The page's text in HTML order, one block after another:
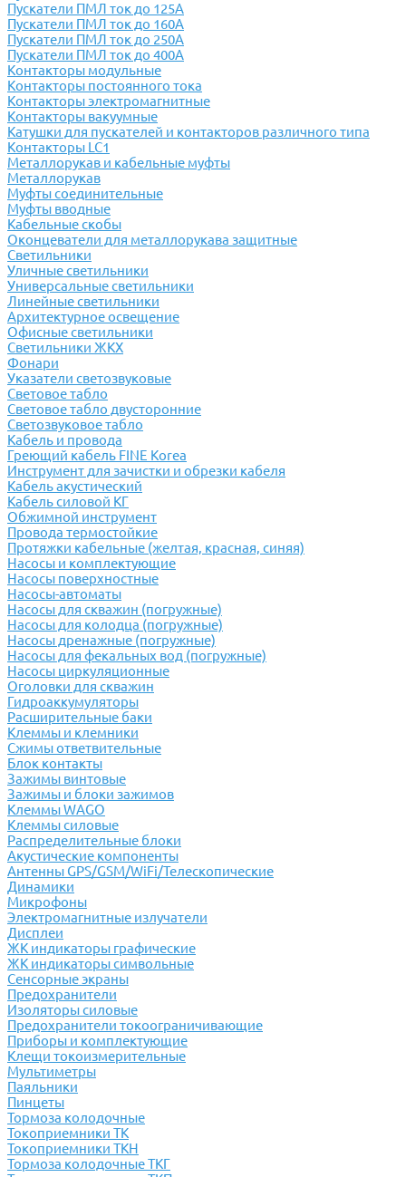
Пускатели ПМЛ ток до 125А
Пускатели ПМЛ ток до 160А
Пускатели ПМЛ ток до 250А
Пускатели ПМЛ ток до 400А
Контакторы модульные
Контакторы постоянного тока
Контакторы электромагнитные
Контакторы вакуумные
Катушки для пускателей и контакторов различного типа
Контакторы LC1
Металлорукав и кабельные муфты
Металлорукав
Муфты соединительные
Муфты вводные
Кабельные скобы
Оконцеватели для металлорукава защитные
Светильники
Уличные светильники
Универсальные светильники
Линейные светильники
Архитектурное освещение
Офисные светильники
Светильники ЖКХ
Фонари
Указатели светозвуковые
Световое табло
Световое табло двусторонние
Светозвуковое табло
Кабель и провода
Греющий кабель FINE Korea
Инструмент для зачистки и обрезки кабеля
Кабель акустический
Кабель силовой КГ
Обжимной инструмент
Провода термостойкие
Протяжки кабельные (желтая, красная, синяя)
Насосы и комплектующие
Насосы поверхностные
Насосы-автоматы
Насосы для скважин (погружные)
Насосы для колодца (погружные)
Насосы дренажные (погружные)
Насосы для фекальных вод (погружные)
Насосы циркуляционные
Оголовки для скважин
Гидроаккумуляторы
Расширительные баки
Клеммы и клемники
Cжимы ответвительные
Блок контакты
Зажимы винтовые
Зажимы и блоки зажимов
Клеммы WAGO
Клеммы силовые
Распределительные блоки
Акустические компоненты
Антенны GPS/GSM/WiFi/Телескопические
Динамики
Микрофоны
Электромагнитные излучатели
Дисплеи
ЖК индикаторы графические
ЖК индикаторы символьные
Сенсорные экраны
Предохранители
Изоляторы силовые
Предохранители токоограничивающие
Приборы и комплектующие
Клещи токоизмерительные
Мультиметры
Паяльники
Пинцеты
Тормоза колодочные
Токоприемники ТК
Токоприемники ТКН
Тормоза колодочные ТКГ